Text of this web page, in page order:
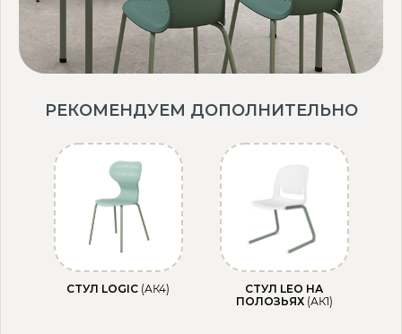
РЕКОМЕНДУЕМ ДОПОЛНИТЕЛЬНО
СТУЛ LOGIC (АК4)
СТУЛ LEO НА
ПОЛОЗЬЯХ (АК1)